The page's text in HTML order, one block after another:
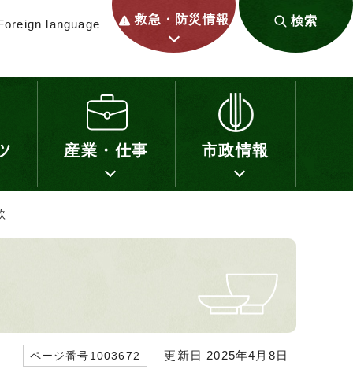
language 救急・防災情報 検索
産業・仕事 市政情報
ページ番号1003672 更新日 2025年4月8日